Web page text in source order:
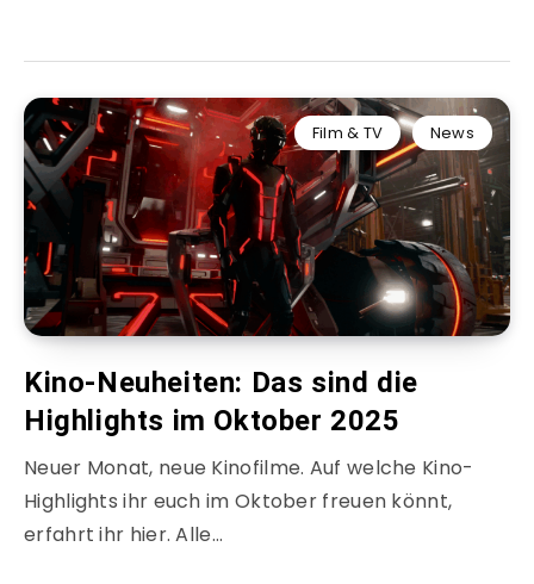
Film & TV News
Kino-Neuheiten: Das sind die
Highlights im Oktober 2025
Neuer Monat, neue Kinofilme. Auf welche Kino-
Highlights ihr euch im Oktober freuen könnt,
erfahrt ihr hier. Alle…